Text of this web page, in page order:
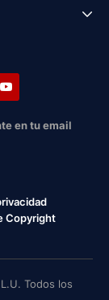
en tu email
Copyright
Todos los